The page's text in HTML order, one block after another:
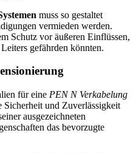
muss so gestaltet
vermieden werden.
Schutz vor äußeren Einflüssen,
gefährden könnten.
für eine PEN N Verkabelung
Sicherheit und Zuverlässigkeit
ausgezeichneten
das bevorzugte